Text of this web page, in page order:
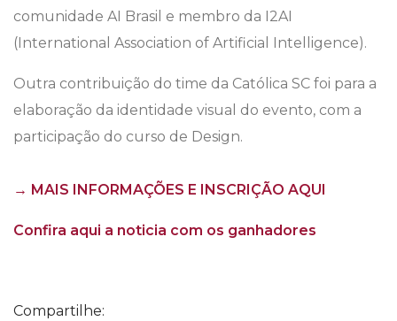
comunidade AI Brasil e membro da I2AI
(International Association of Artificial Intelligence).
Outra contribuição do time da Católica SC foi para a
elaboração da identidade visual do evento, com a
participação do curso de Design.
→ MAIS INFORMAÇÕES E INSCRIÇÃO AQUI
Confira aqui a noticia com os ganhadores
Compartilhe: